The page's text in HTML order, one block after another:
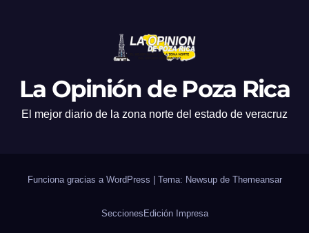
La Opinión de Poza Rica
El mejor diario de la zona norte del estado de veracruz
Funciona gracias a WordPress Tema: Newsup de Themeansar
Secciones Edición Impresa